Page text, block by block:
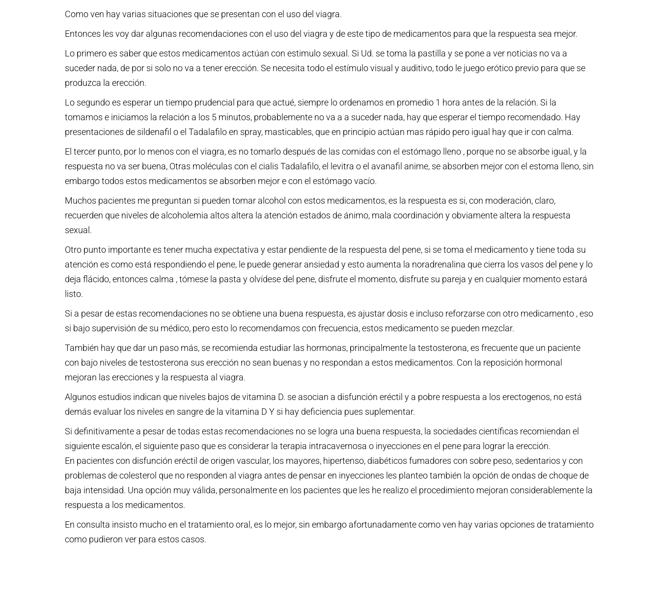
Como ven hay varias situaciones que se presentan con el uso del viagra.
Entonces les voy dar algunas recomendaciones con el uso del viagra y de este tipo de medicamentos para que la respuesta sea mejor.
Lo primero es saber que estos medicamentos actúan con estimulo sexual. Si Ud. se toma la pastilla y se pone a ver noticias no va a
suceder nada, de por si solo no va a tener erección. Se necesita todo el estímulo visual y auditivo, todo le juego erótico previo para que se
produzca la erección.
Lo segundo es esperar un tiempo prudencial para que actué, siempre lo ordenamos en promedio 1 hora antes de la relación. Si la
tomamos e iniciamos la relación a los 5 minutos, probablemente no va a a suceder nada, hay que esperar el tiempo recomendado. Hay
presentaciones de sildenafil o el Tadalafilo en spray, masticables, que en principio actúan mas rápido pero igual hay que ir con calma.
El tercer punto, por lo menos con el viagra, es no tomarlo después de las comidas con el estómago lleno , porque no se absorbe igual, y la
respuesta no va ser buena, Otras moléculas con el cialis Tadalafilo, el levitra o el avanafil anime, se absorben mejor con el estoma lleno, sin
embargo todos estos medicamentos se absorben mejor e con el estómago vacío.
Muchos pacientes me preguntan si pueden tomar alcohol con estos medicamentos, es la respuesta es si, con moderación, claro,
recuerden que niveles de alcoholemia altos altera la atención estados de ánimo, mala coordinación y obviamente altera la respuesta
sexual.
Otro punto importante es tener mucha expectativa y estar pendiente de la respuesta del pene, si se toma el medicamento y tiene toda su
atención es como está respondiendo el pene, le puede generar ansiedad y esto aumenta la noradrenalina que cierra los vasos del pene y lo
deja flácido, entonces calma , tómese la pasta y olvídese del pene, disfrute el momento, disfrute su pareja y en cualquier momento estará
listo.
Si a pesar de estas recomendaciones no se obtiene una buena respuesta, es ajustar dosis e incluso reforzarse con otro medicamento , eso
si bajo supervisión de su médico, pero esto lo recomendamos con frecuencia, estos medicamento se pueden mezclar.
También hay que dar un paso más, se recomienda estudiar las hormonas, principalmente la testosterona, es frecuente que un paciente
con bajo niveles de testosterona sus erección no sean buenas y no respondan a estos medicamentos. Con la reposición hormonal
mejoran las erecciones y la respuesta al viagra.
Algunos estudios indican que niveles bajos de vitamina D. se asocian a disfunción eréctil y a pobre respuesta a los erectogenos, no está
demás evaluar los niveles en sangre de la vitamina D Y si hay deficiencia pues suplementar.
Si definitivamente a pesar de todas estas recomendaciones no se logra una buena respuesta, la sociedades científicas recomiendan el
siguiente escalón, el siguiente paso que es considerar la terapia intracavernosa o inyecciones en el pene para lograr la erección.
En pacientes con disfunción eréctil de origen vascular, los mayores, hipertenso, diabéticos fumadores con sobre peso, sedentarios y con
problemas de colesterol que no responden al viagra antes de pensar en inyecciones les planteo también la opción de ondas de choque de
baja intensidad. Una opción muy válida, personalmente en los pacientes que les he realizo el procedimiento mejoran considerablemente la
respuesta a los medicamentos.
En consulta insisto mucho en el tratamiento oral, es lo mejor, sin embargo afortunadamente como ven hay varias opciones de tratamiento
como pudieron ver para estos casos.